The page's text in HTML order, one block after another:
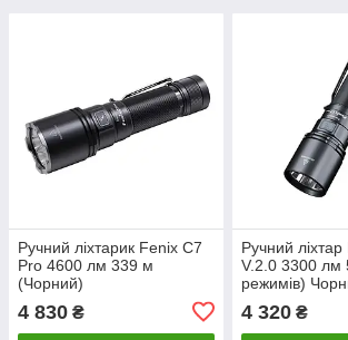
Ручний ліхтарик Fenix C7
Pro 4600 лм 339 м
(Чорний)
4 830 ₴
Ручний
V.2.0 3300 лм
режимів)
4 320₴